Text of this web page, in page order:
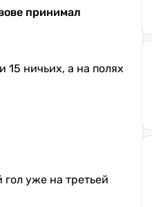
принимал
ничьих, а на полях
уже на третьей